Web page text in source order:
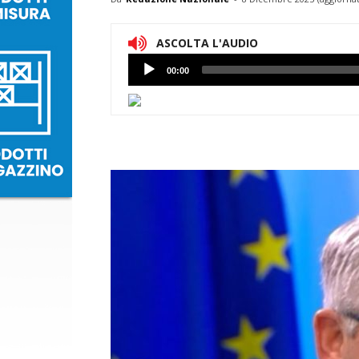
ASCOLTA L'AUDIO
Lettore
Audio
00:00